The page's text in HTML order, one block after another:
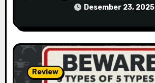
Desember 23, 2025
Review